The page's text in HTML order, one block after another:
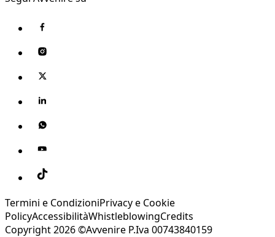
Termini e CondizioniPrivacy e Cookie
PolicyAccessibilitàWhistleblowingCredits
Copyright 2026 ©Avvenire P.Iva 00743840159